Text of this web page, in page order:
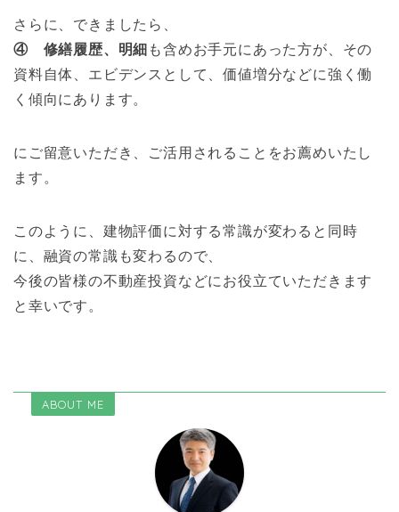
さらに、できましたら、
④ 修繕履歴、明細 も含めお手元にあった方が、その
資料自体、エビデンスとして、価値増分などに強く働
く傾向にあります。
にご留意いただき、ご活用されることをお薦めいたし
ます。
このように、建物評価に対する常識が変わると同時
に、融資の常識も変わるので、
今後の皆様の不動産投資などにお役立ていただきます
と幸いです。
ABOUT ME